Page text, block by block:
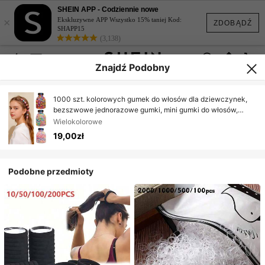
ZDOBĄDŹ
×
SHEIN APP - Codziennie nowe
Ekskluzywne APP Wszystko 15% taniej Kod:
SHAPP15
(3,138)
Znajdź Podobny
1000 szt. kolorowych gumek do włosów dla dziewczynek,
bezszwowe jednorazowe gumki, mini gumki do włosów,
codzienne akcesoria do włosów
Wielokolorowe
19,00zł
Podobne przedmioty